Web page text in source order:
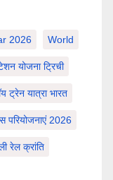
2026 World
योजना ट्रिची
ट्रेन यात्रा भारत
परियोजनाएं 2026
रेल क्रांति